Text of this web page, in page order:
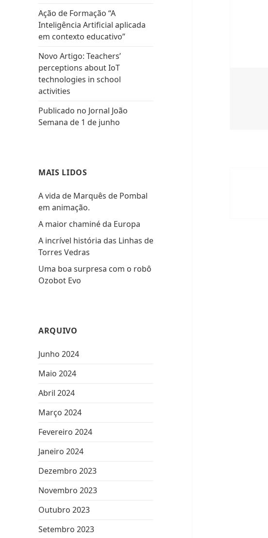
Ação de Formação “A
Inteligência Artificial aplicada
em contexto educativo”
Novo Artigo: Teachers’
perceptions about IoT
technologies in school
activities
Publicado no Jornal João
Semana de 1 de junho
MAIS LIDOS
A vida de Marquês de Pombal
em animação.
A maior chaminé da Europa
A incrível história das Linhas de
Torres Vedras
Uma boa surpresa com o robô
Ozobot Evo
ARQUIVO
Junho 2024
Maio 2024
Abril 2024
Março 2024
Fevereiro 2024
Janeiro 2024
Dezembro 2023
Novembro 2023
Outubro 2023
Setembro 2023